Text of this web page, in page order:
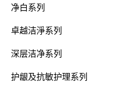
净白系列
卓越洁淨系列
深层洁净系列
护龈及抗敏护理系列